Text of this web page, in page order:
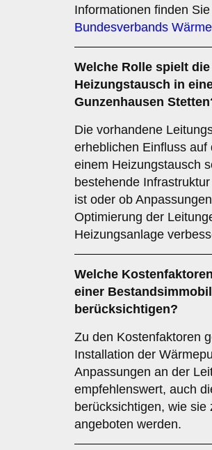
Informationen finden
Bundesverbands
Welche Rolle spielt
Heizungstausch in
Gunzenhausen
Die vorhandene
erheblichen Einfluss
einem Heizungstausch
bestehende
ist oder ob
Optimierung der
Heizungsanlage
Welche
einer
berücksichtigen?
Zu den Kostenfaktoren
Installation der
Anpassungen an der
empfehlenswert, auch
berücksichtigen, wie
angeboten werden.